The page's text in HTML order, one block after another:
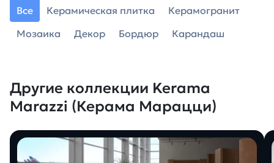
Все Керамическая плитка
Керамогранит
Мозаика
Декор Бордюр Карандаш
Другие коллекции Kerama
Marazzi (Керама Марацци)